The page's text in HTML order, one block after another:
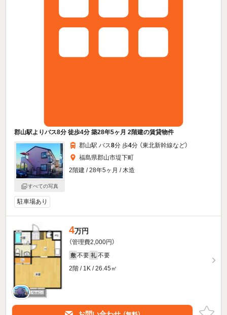
郡山駅よりバス8分 徒歩4分 築28年5ヶ月 2階建の賃貸物件
すべての写真
郡山駅 バス8分 歩4分 （東北新幹線など）
福島県郡山市堤下町
2階建 / 28年5ヶ月 / 木造
駐車場あり
4万円
（管理費2,000円）
敷 不要 礼 不要
2階 / 1K / 26.45㎡